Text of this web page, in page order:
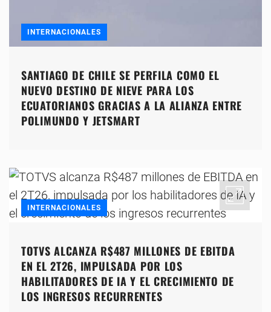
INTERNACIONALES
SANTIAGO DE CHILE SE PERFILA COMO EL
NUEVO DESTINO DE NIEVE PARA LOS
ECUATORIANOS GRACIAS A LA ALIANZA ENTRE
POLIMUNDO Y JETSMART
INTERNACIONALES
TOTVS ALCANZA R$487 MILLONES DE EBITDA
EN EL 2T26, IMPULSADA POR LOS
HABILITADORES DE IA Y EL CRECIMIENTO DE
LOS INGRESOS RECURRENTES